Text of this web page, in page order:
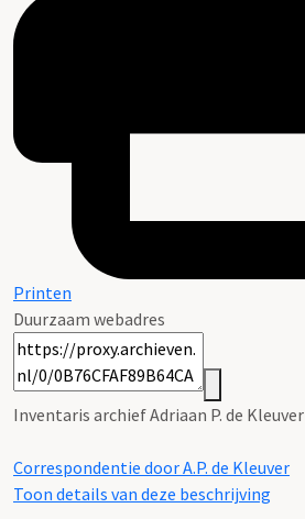
Printen
Duurzaam webadres
Inventaris archief Adriaan P. de Kleuver
Correspondentie door A.P. de Kleuver
Toon details van deze beschrijving